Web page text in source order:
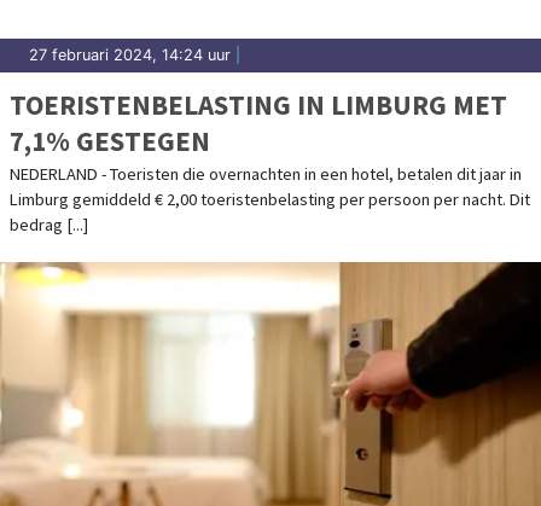
27 februari 2024, 14:24 uur
TOERISTENBELASTING IN LIMBURG MET
7,1% GESTEGEN
NEDERLAND - Toeristen die overnachten in een hotel, betalen dit jaar in
Limburg gemiddeld € 2,00 toeristenbelasting per persoon per nacht. Dit
bedrag [...]